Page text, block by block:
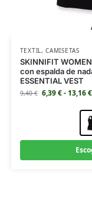
TEXTIL,CAMISETAS
SKINNIFIT
con espalda de
ESSENTIAL VEST
9,40€ 6,39€- 13,16€